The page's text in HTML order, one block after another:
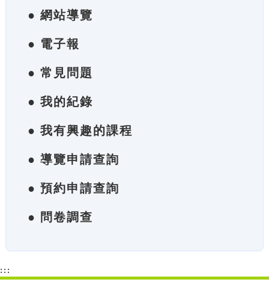
● 網站導覽
● 電子報
● 常見問題
● 我的紀錄
● 我有興趣的課程
● 導覽申請查詢
● 預約申請查詢
● 問卷調查
:::